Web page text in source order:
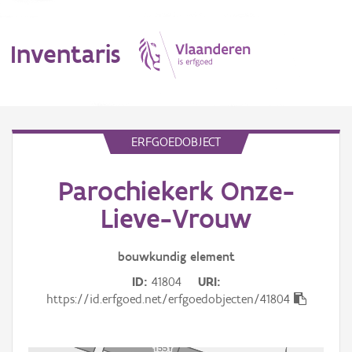
Inventaris
Erfgoedobject
ERFGOEDOBJECT
Parochiekerk Onze-
Lieve-Vrouw
bouwkundig element
ID 41804
URI
https://id.erfgoed.net/erfgoedobjecten/41804